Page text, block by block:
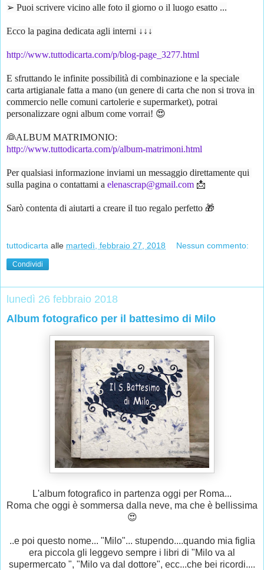
➢ Puoi scrivere vicino alle foto il giorno o il luogo esatto ...
Ecco la pagina dedicata agli interni ↓↓↓
http://www.tuttodicarta.com/p/blog-page_3277.html
E sfruttando le infinite possibilità di combinazione e la speciale
carta artigianale fatta a mano (un genere di carta che non si trova in
commercio nelle comuni cartolerie e supermarket), potrai
personalizzare ogni album come vorrai! 😍
http://www.tuttodicarta.com/p/album-matrimoni.html
Per qualsiasi informazione inviami un messaggio direttamente qui
sulla pagina o contattami a elenascrap@gmail.com 📩
Sarò contenta di aiutarti a creare il tuo regalo perfetto 🎁
tuttodicarta alle martedì, febbraio 27, 2018 Nessun commento:
Condividi
lunedì 26 febbraio 2018
Album fotografico per il battesimo di Milo
L'album fotografico in partenza oggi per Roma...
Roma che oggi è sommersa dalla neve, ma che è bellissima
😍
..e poi questo nome... "Milo"... stupendo....quando mia figlia
era piccola gli leggevo sempre i libri di "Milo va al
supermercato ", "Milo va dal dottore", ecc...che bei ricordi....